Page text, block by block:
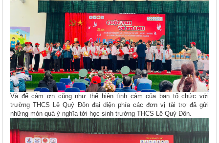
Và để cảm ơn cũng như thể hiện tình cảm của ban tổ chức với
trường THCS Lê Quý Đôn đại diện phía các đơn vị tài trợ đã gửi
những món quà ý nghĩa tới học sinh trường THCS Lê Quý Đôn.